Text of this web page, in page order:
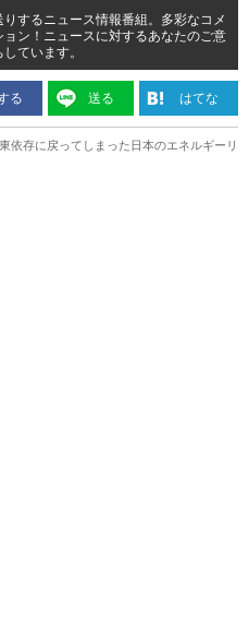
するニュース情報番組。多彩なコメ
ン！ニュースに対するあなたのご意
ています。
る 送る はてな
依存に戻ってしまった日本のエネルギーリ